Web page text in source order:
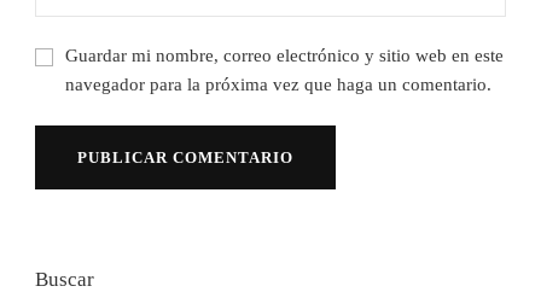
Guardar mi nombre, correo electrónico y sitio web en este
navegador para la próxima vez que haga un comentario.
Buscar